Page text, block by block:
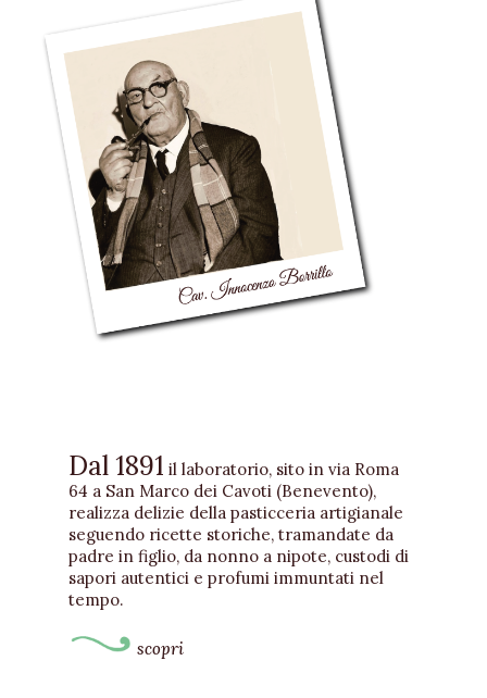
Dal 1891 il laboratorio, sito in via Roma
64 a San Marco dei Cavoti (Benevento),
realizza delizie della pasticceria artigianale
seguendo ricette storiche, tramandate da
padre in figlio, da nonno a nipote, custodi di
sapori autentici e profumi immuntati nel
tempo.
scopri